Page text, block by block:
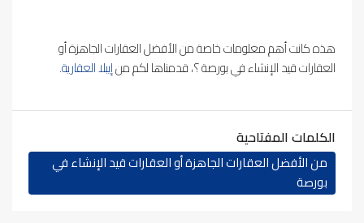
هذه كانت أهم معلومات خاصة من الأفضل العقارات الجاهزة أو
العقارات قيد الإنشاء في بورصة ؟، قدمناها لكم منإيبلا العقارية.
الكلمات المفتاحية
من الأفضل العقارات الجاهزة أو العقارات قيد الإنشاء في
بورصة